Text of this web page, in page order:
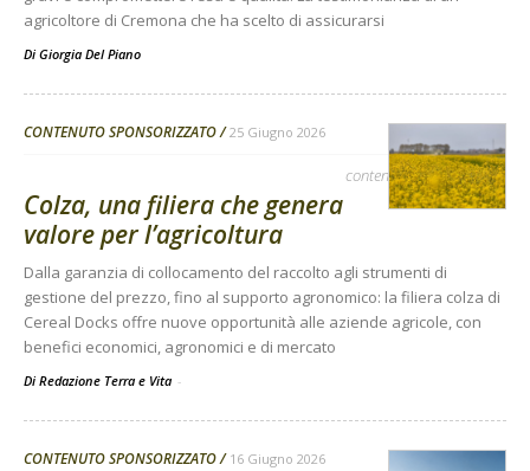
agricoltore di Cremona che ha scelto di assicurarsi
Di Giorgia Del Piano
CONTENUTO SPONSORIZZATO 25 Giugno 2026
contenuto sponsorizzato
Colza, una filiera che genera
valore per l’agricoltura
Dalla garanzia di collocamento del raccolto agli strumenti di
gestione del prezzo, fino al supporto agronomico: la filiera colza di
Cereal Docks offre nuove opportunità alle aziende agricole, con
benefici economici, agronomici e di mercato
Di Redazione Terra e Vita -
CONTENUTO SPONSORIZZATO 16 Giugno 2026